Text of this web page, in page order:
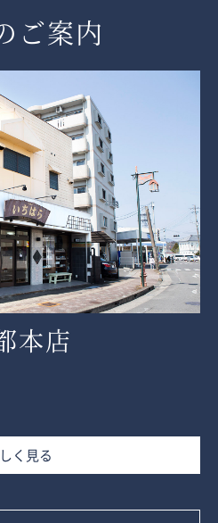
ご案内
本店
く見る